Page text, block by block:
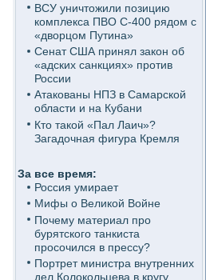
ВСУ уничтожили позицию
комплекса ПВО С-400 рядом с
«дворцом Путина»
Сенат США принял закон об
«адских санкциях» против
России
Атакованы НПЗ в Самарской
области и на Кубани
Кто такой «Пал Лаич»?
Загадочная фигура Кремля
За все время:
Россия умирает
Мифы о Великой Войне
Почему материал про
бурятского танкиста
просочился в прессу?
Портрет министра внутренних
дел Колокольцева в кругу